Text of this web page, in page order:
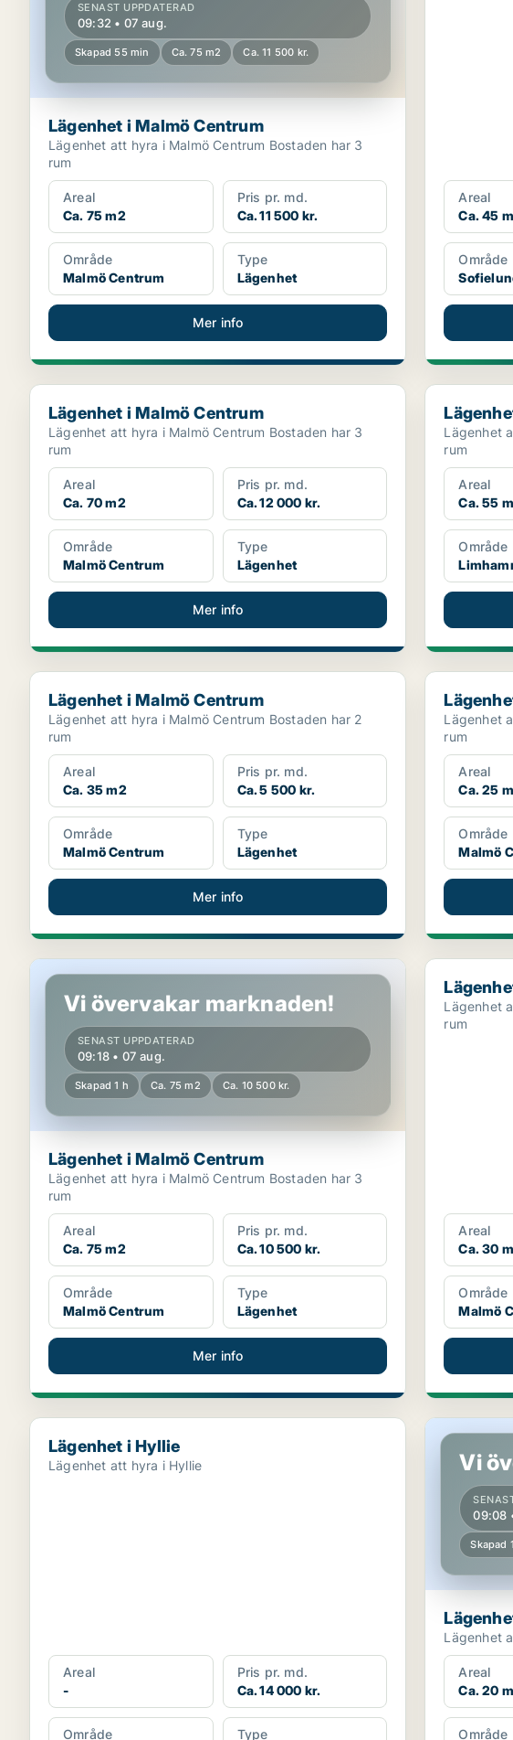
SENAST UPPDATERAD
09:32 • 07 aug.
Skapad 55 min Ca. 75 m2 Ca. 11 500 kr.
Lägenhet i Malmö Centrum
Lägenhet att hyra i Malmö Centrum Bostaden har 3
rum
Areal
Ca. 75 m2
Pris pr. md.
Ca. 11 500 kr.
Område
Malmö Centrum
Type
Lägenhet
Mer info
Areal
Ca. 45
Område
Lägenhet i Malmö Centrum
Lägenhet i Malmö Centrum
Lägenhet att hyra i Malmö Centrum Bostaden har 3
rum
Areal
Ca. 70 m2
Pris pr. md.
Ca. 12 000 kr.
Område
Malmö Centrum
Type
Lägenhet
Mer info
Lägenhet i
Lägenhet att
rum
Areal
Ca. 55
Område
Lägenhet i Malmö Centrum
Lägenhet i Malmö Centrum
Lägenhet att hyra i Malmö Centrum Bostaden har 2
rum
Areal
Ca. 35 m2
Pris pr. md.
Ca. 5 500 kr.
Område
Malmö Centrum
Type
Lägenhet
Mer info
Lägenhet i
Lägenhet att
rum
Areal
Ca. 25
Område
Malmö
Lägenhet i Malmö Centrum
Vi övervakar marknaden!
SENAST UPPDATERAD
09:18 • 07 aug.
Skapad 1 h Ca. 75 m2 Ca. 10 500 kr.
Lägenhet i Malmö Centrum
Lägenhet att hyra i Malmö Centrum Bostaden har 3
rum
Areal
Ca. 75 m2
Pris pr. md.
Ca. 10 500 kr.
Område
Malmö Centrum
Type
Lägenhet
Mer info
Lägenhet i
Lägenhet att
rum
Areal
Ca. 30
Område
Malmö
Lägenhet i Hyllie
Lägenhet i Hyllie
Lägenhet att hyra i Hyllie
Areal
-
Pris pr. md.
Ca. 14 000 kr.
Område Type
Lägenhet i
Vi
09:08
Skapad
Lägenhet
Areal
Ca. 20
Område